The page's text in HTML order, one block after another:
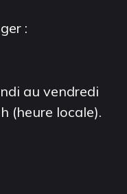
:
au vendredi
(heure locale).